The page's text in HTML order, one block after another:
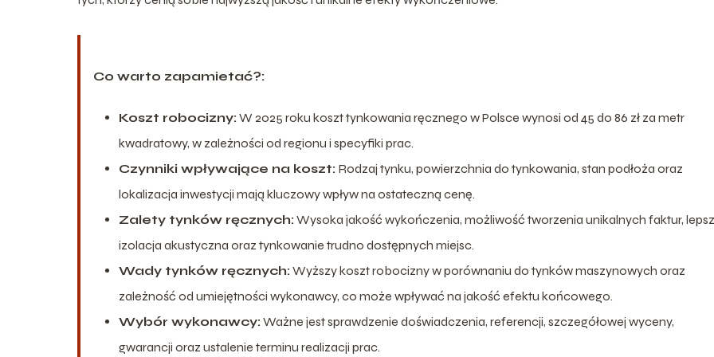
Co warto zapamietać?:
Koszt robocizny: W 2025 roku koszt tynkowania ręcznego w Polsce wynosi od 45 do 86 zł za metr
kwadratowy, w zależności od regionu i specyfiki prac.
Czynniki wpływające na koszt: Rodzaj tynku, powierzchnia do tynkowania, stan podłoża oraz
lokalizacja inwestycji mają kluczowy wpływ na ostateczną cenę.
Zalety tynków ręcznych: Wysoka jakość wykończenia, możliwość tworzenia unikalnych faktur,
izolacja akustyczna oraz tynkowanie trudno dostępnych miejsc.
Wady tynków ręcznych: Wyższy koszt robocizny w porównaniu do tynków maszynowych oraz
zależność od umiejętności wykonawcy, co może wpływać na jakość efektu końcowego.
Wybór wykonawcy: Ważne jest sprawdzenie doświadczenia, referencji, szczegółowej wyceny,
gwarancji oraz ustalenie terminu realizacji prac.